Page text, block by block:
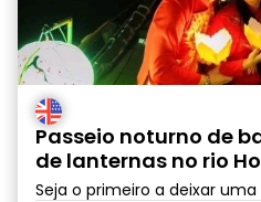
Passeio noturno de
de lanternas no rio
Seja o primeiro a deixar